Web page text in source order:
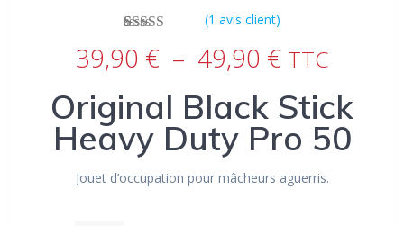
5 basé sur
notation
(1 avis client)
39,90 € – 49,90 €Plage
de
prix :
39,90 €
à
49,90 €
TTC
Original Black Stick
Heavy Duty Pro 50
Jouet d’occupation pour mâcheurs aguerris.